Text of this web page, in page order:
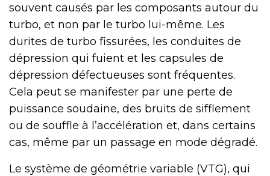
souvent causés par les composants autour du
turbo, et non par le turbo lui-même. Les
durites de turbo fissurées, les conduites de
dépression qui fuient et les capsules de
dépression défectueuses sont fréquentes.
Cela peut se manifester par une perte de
puissance soudaine, des bruits de sifflement
ou de souffle à l’accélération et, dans certains
cas, même par un passage en mode dégradé.
Le système de géométrie variable (VTG), qui